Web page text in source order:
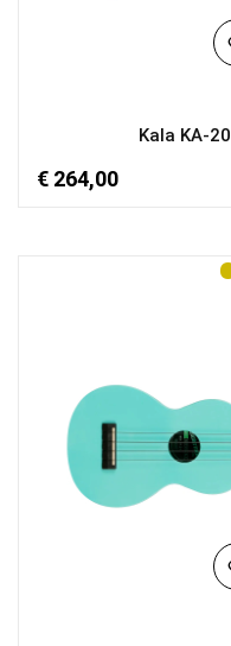
Kala KA-
€ 264,00